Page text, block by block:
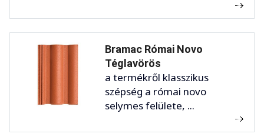
Bramac Római Novo
Téglavörös
a termékről klasszikus
szépség a római novo
selymes felülete, ...